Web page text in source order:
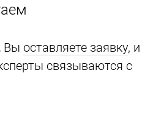
Вы оставляете заявку, и
связываются с